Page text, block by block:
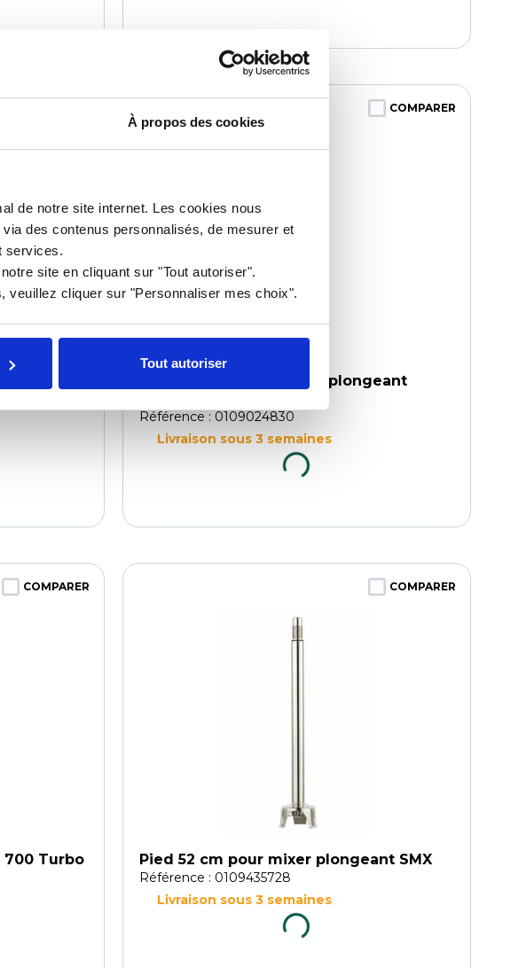
À propos des cookies
de notre site internet. Les cookies nous
des contenus personnalisés, de mesurer et
services.
site en cliquant sur "Tout autoriser".
veuillez cliquer sur "Personnaliser mes choix".
Tout autoriser
Pied 22,5 cm pour mixer plongeant
Référence : 0109024830
Livraison sous 3 semaines
COMPARER
700 Turbo
COMPARER
Pied 52 cm pour mixer plongeant SMX
Référence : 0109435728
Livraison sous 3 semaines
COMPARER